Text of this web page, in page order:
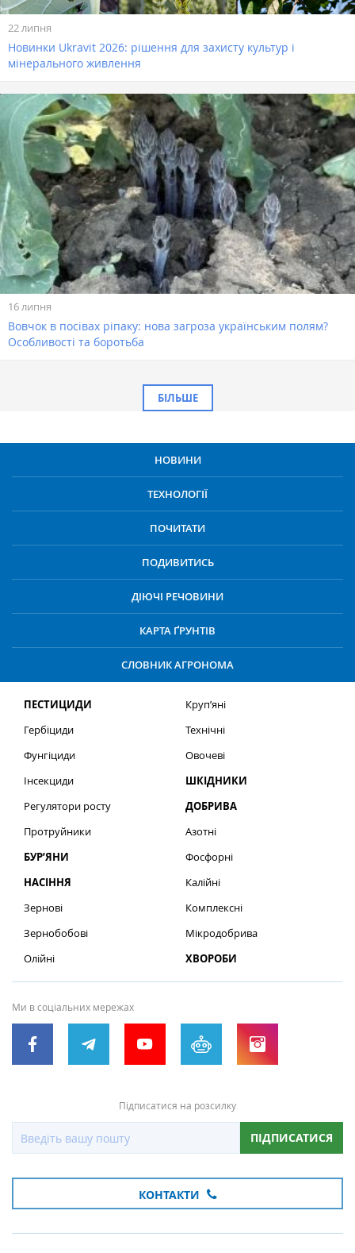
22 липня
Новинки Ukravit 2026: рішення для захисту культур і
мінерального живлення
16 липня
Вовчок в посівах ріпаку: нова загроза українським полям?
Особливості та боротьба
БІЛЬШЕ
НОВИНИ
ТЕХНОЛОГІЇ
ПОЧИТАТИ
ПОДИВИТИСЬ
ДІЮЧІ РЕЧОВИНИ
КАРТА ҐРУНТІВ
СЛОВНИК АГРОНОМА
ПЕСТИЦИДИ
Гербіциди
Фунгіциди
Інсекциди
Регулятори росту
Протруйники
БУР’ЯНИ
НАСІННЯ
Зернові
Зернобобові
Олійні
Круп’яні
Технічні
Овочеві
ШКІДНИКИ
ДОБРИВА
Азотні
Фосфорні
Калійні
Комплексні
Мікродобрива
ХВОРОБИ
Ми в соціальних мережах
Підписатися на розсилку
ПІДПИСАТИСЯ
КОНТАКТИ